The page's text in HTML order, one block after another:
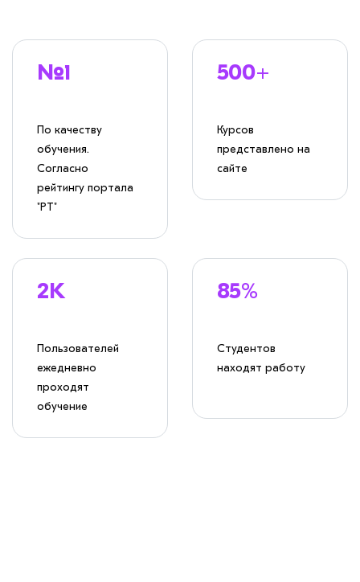
№1
По качеству
обучения.
Согласно
рейтингу портала
"РТ"
500+
Курсов
представлено на
сайте
2K
Пользователей
ежедневно
проходят
обучение
85%
Студентов
находят работу